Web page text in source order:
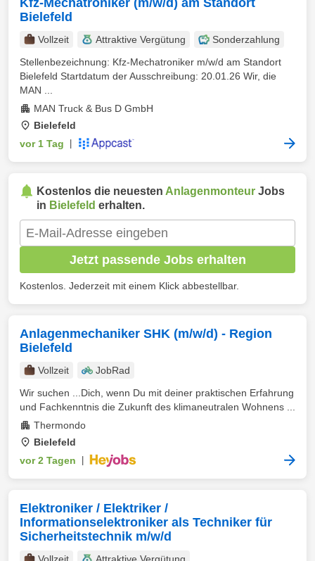
Kfz-Mechatroniker (m/w/d) am Standort
Bielefeld
Vollzeit Attraktive Vergütung
Sonderzahlung
Stellenbezeichnung: Kfz-Mechatroniker m/w/d am Standort
Bielefeld Startdatum der Ausschreibung: 20.01.26 Wir, die
MAN ...
MAN Truck & Bus D GmbH
Bielefeld
vor 1 Tag
Kostenlos die neuesten Anlagenmonteur Jobs
in Bielefeld erhalten.
Jetzt passende Jobs erhalten
Kostenlos. Jederzeit mit einem Klick abbestellbar.
Anlagenmechaniker SHK (m/w/d) - Region
Bielefeld
Vollzeit
JobRad
Wir suchen ...Dich, wenn Du mit deiner praktischen Erfahrung
und Fachkenntnis die Zukunft des klimaneutralen Wohnens ...
Thermondo
Bielefeld
vor 2 Tagen
Elektroniker / Elektriker /
Informationselektroniker als Techniker für
Sicherheitstechnik m/w/d